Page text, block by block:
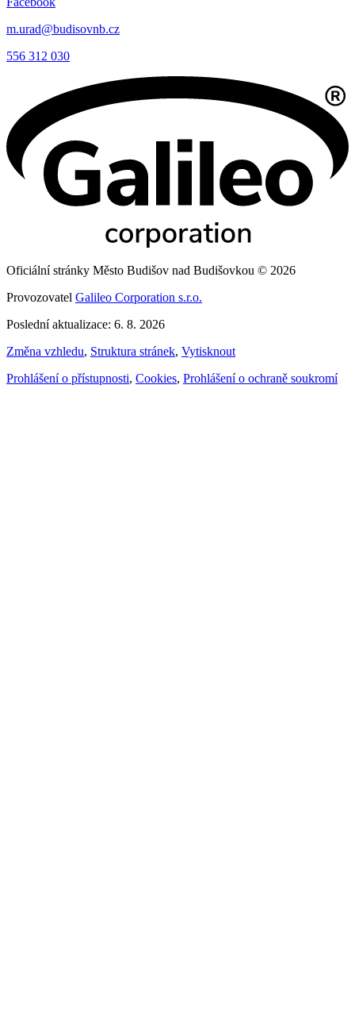
m.urad@budisovnb.cz
556 312 030
Oficiální stránky Město Budišov nad Budišovkou © 2026
Provozovatel Galileo Corporation s.r.o.
Poslední aktualizace: 6. 8. 2026
Změna vzhledu, Struktura stránek, Vytisknout
Prohlášení o přístupnosti, Cookies, Prohlášení o ochraně soukromí